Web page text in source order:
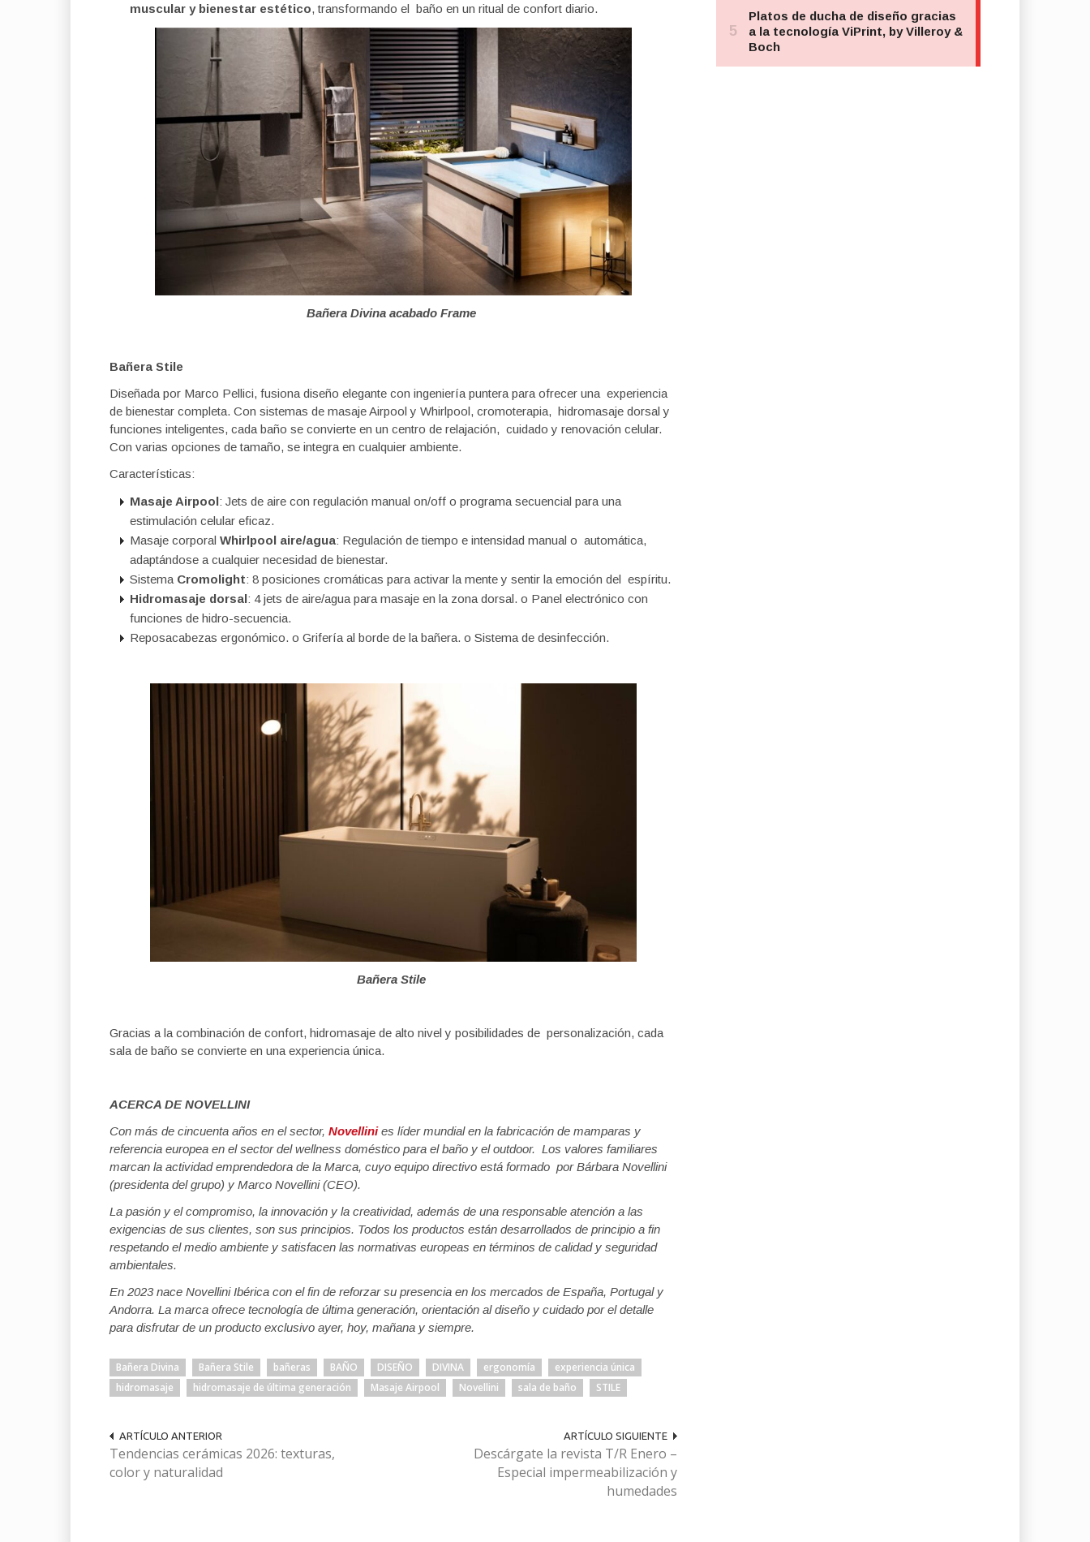
muscular y bienestar estético, transformando el baño en un ritual de confort diario.
Bañera Divina acabado Frame
Bañera Stile
Diseñada por Marco Pellici, fusiona diseño elegante con ingeniería puntera para ofrecer una experiencia
de bienestar completa. Con sistemas de masaje Airpool y Whirlpool, cromoterapia, hidromasaje dorsal y
funciones inteligentes, cada baño se convierte en un centro de relajación, cuidado y renovación celular.
Con varias opciones de tamaño, se integra en cualquier ambiente.
Características:
Masaje Airpool: Jets de aire con regulación manual on/off o programa secuencial para una
estimulación celular eficaz.
Masaje corporal Whirlpool aire/agua: Regulación de tiempo e intensidad manual o automática,
adaptándose a cualquier necesidad de bienestar.
Sistema Cromolight: 8 posiciones cromáticas para activar la mente y sentir la emoción del espíritu.
Hidromasaje dorsal: 4 jets de aire/agua para masaje en la zona dorsal. o Panel electrónico con
funciones de hidro-secuencia.
Reposacabezas ergonómico. o Grifería al borde de la bañera. o Sistema de desinfección.
Bañera Stile
Gracias a la combinación de confort, hidromasaje de alto nivel y posibilidades de personalización, cada
sala de baño se convierte en una experiencia única.
ACERCA DE NOVELLINI
Con más de cincuenta años en el sector, Novellinies líder mundial en la fabricación de mamparas y
referencia europea en el sector del wellness doméstico para el baño y el outdoor. Los valores familiares
marcan la actividad emprendedora de la Marca, cuyo equipo directivo está formado por Bárbara Novellini
(presidenta del grupo) y Marco Novellini (CEO).
La pasión y el compromiso, la innovación y la creatividad, además de una responsable atención a las
exigencias de sus clientes, son sus principios. Todos los productos están desarrollados de principio a fin
respetando el medio ambiente y satisfacen las normativas europeas en términos de calidad y seguridad
ambientales.
En 2023 nace Novellini Ibérica con el fin de reforzar su presencia en los mercados de España, Portugal y
Andorra. La marca ofrece tecnología de última generación, orientación al diseño y cuidado por el detalle
para disfrutar de un producto exclusivo ayer, hoy, mañana y siempre.
Bañera Divina Bañera Stile bañeras BAÑO DISEÑO DIVINA ergonomía
experiencia única
hidromasaje
hidromasaje de última generación Masaje Airpool Novellini sala de baño STILE
ARTÍCULO ANTERIOR
Tendencias cerámicas 2026: texturas,
color y naturalidad
ARTÍCULO SIGUIENTE
Descárgate la revista T/R Enero –
Especial impermeabilización y
humedades